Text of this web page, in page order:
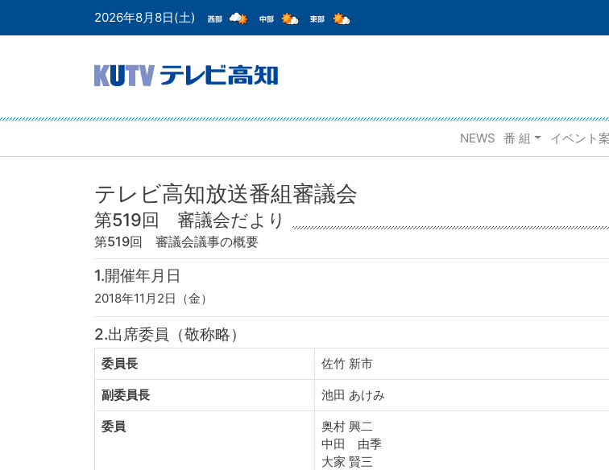
2026年8月8日(土)
NEWS 番 組 イベント
テレビ高知放送番組審議会
第519回 審議会だより
第519回 審議会議事の概要
1.開催年月日
2018年11月2日（金）
2.出席委員（敬称略）
委員長 佐竹 新市
副委員長 池田 あけみ
委員
奥村 興二
中田 由季
大家 賢三